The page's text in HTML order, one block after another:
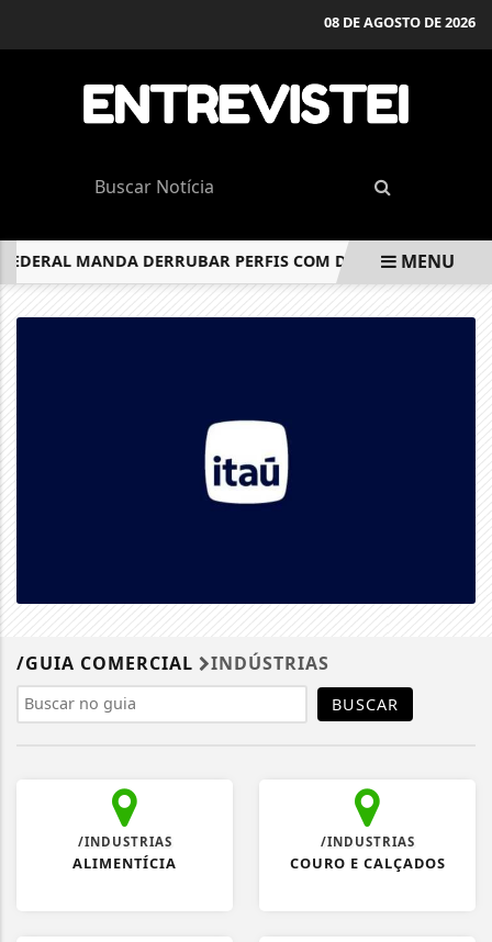
08 DE AGOSTO DE 2026
MANDA DERRUBAR PERFIS COM DESINFORMAÇÃO
MENU
/GUIA COMERCIAL INDÚSTRIAS
BUSCAR
/INDUSTRIAS
ALIMENTÍCIA
/INDUSTRIAS
COURO E CALÇADOS